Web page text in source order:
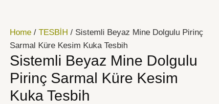
Home / TESBİH / Sistemli Beyaz Mine Dolgulu Pirinç
Sarmal Küre Kesim Kuka Tesbih
Sistemli Beyaz Mine Dolgulu
Pirinç Sarmal Küre Kesim
Kuka Tesbih
Mine
Dolgulu
Pirinç
Sarmal
Küre
Kesim